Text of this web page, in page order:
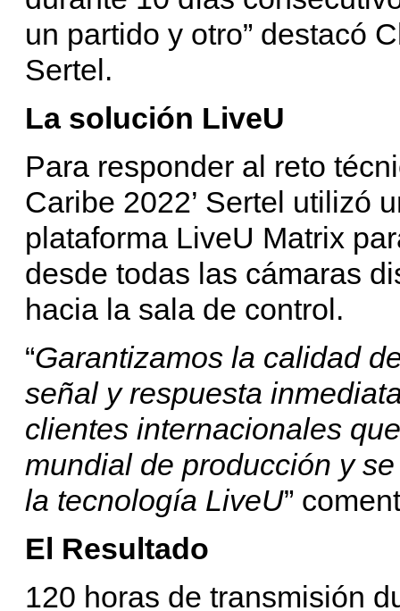
un partido y otro” destacó
Sertel.
La solución LiveU
Para responder al reto
Caribe 2022’ Sertel utilizó
plataforma LiveU Matrix
desde todas las cámaras
hacia la sala de control.
“Garantizamos la calidad
señal y respuesta
clientes internacionales
mundial de producción y
la tecnología LiveU”
El Resultado
120 horas de transmisión